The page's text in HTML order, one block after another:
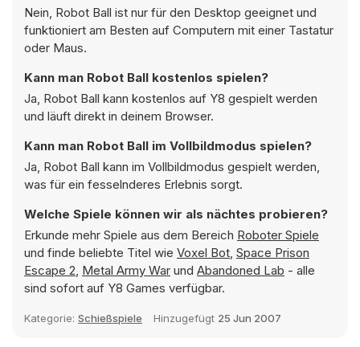
Nein, Robot Ball ist nur für den Desktop geeignet und
funktioniert am Besten auf Computern mit einer Tastatur
oder Maus.
Kann man Robot Ball kostenlos spielen?
Ja, Robot Ball kann kostenlos auf Y8 gespielt werden
und läuft direkt in deinem Browser.
Kann man Robot Ball im Vollbildmodus spielen?
Ja, Robot Ball kann im Vollbildmodus gespielt werden,
was für ein fesselnderes Erlebnis sorgt.
Welche Spiele können wir als nächtes probieren?
Erkunde mehr Spiele aus dem Bereich Roboter Spiele
und finde beliebte Titel wie Voxel Bot, Space Prison
Escape 2, Metal Army War und Abandoned Lab - alle
sind sofort auf Y8 Games verfügbar.
Kategorie: Schießspiele Hinzugefügt 25 Jun 2007